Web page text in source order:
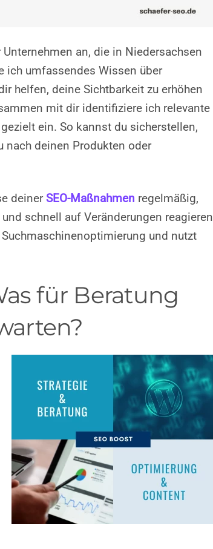
an, die in Niedersachsen
ich umfassendes Wissen über
helfen, deine Sichtbarkeit zu erhöhen
mit dir identifiziere ich relevante
ein. So kannst du sicherstellen,
nach deinen Produkten oder
deinerSEO-Maßnahmen regelmäßig,
schnell auf Veränderungen reagieren
und nutzt
für Beratung